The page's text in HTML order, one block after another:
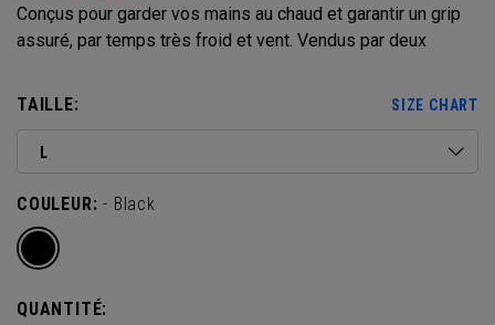
Conçus pour garder vos mains au chaud et garantir un grip
assuré, par temps très froid et vent. Vendus par deux
TAILLE: SIZE CHART
L
COULEUR: - Black
QUANTITÉ: